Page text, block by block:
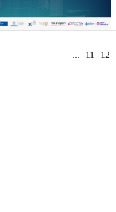
... 11 12